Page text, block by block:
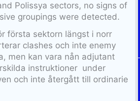
Polissya sectors, no signs of
groupings were detected.
första sektorn längst i norr
clashes och inte enemy
men kan vara nån adjutant
instruktioner under
och inte återgått till ordinarie